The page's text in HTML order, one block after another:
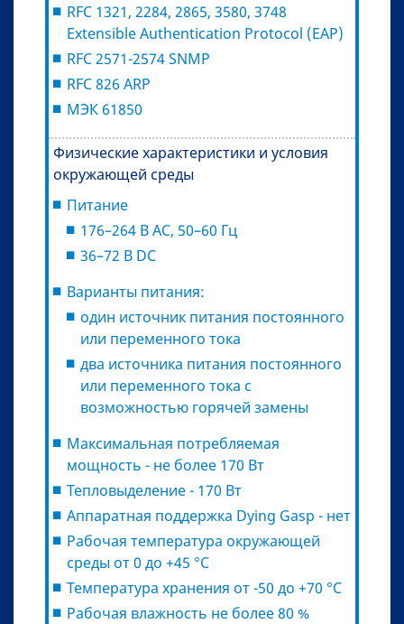
RFC 1321, 2284, 2865, 3580, 3748
Extensible Authentication Protocol (EAP)
RFC 2571-2574 SNMP
RFC 826 ARP
МЭК 61850
Физические характеристики и условия
окружающей среды
Питание
176–264 В AC, 50–60 Гц
36–72 В DC
Варианты питания:
один источник питания постоянного
или переменного тока
два источника питания постоянного
или переменного тока с
возможностью горячей замены
Максимальная потребляемая
мощность - не более 170 Вт
Тепловыделение - 170 Вт
Аппаратная поддержка Dying Gasp - нет
Рабочая температура окружающей
среды от 0 до +45 °С
Температура хранения от -50 до +70 °С
Рабочая влажность не более 80 %